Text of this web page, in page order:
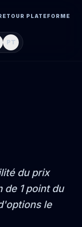
PLATEFORME
PT
du prix
de 1 point du
le